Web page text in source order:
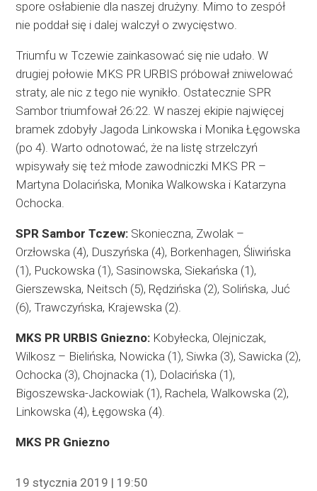
spore osłabienie dla naszej drużyny. Mimo to zespół
nie poddał się i dalej walczył o zwycięstwo.
Triumfu w Tczewie zainkasować się nie udało. W
drugiej połowie MKS PR URBIS próbował zniwelować
straty, ale nic z tego nie wynikło. Ostatecznie SPR
Sambor triumfował 26:22. W naszej ekipie najwięcej
bramek zdobyły Jagoda Linkowska i Monika Łęgowska
(po 4). Warto odnotować, że na listę strzelczyń
wpisywały się też młode zawodniczki MKS PR –
Martyna Dolacińska, Monika Walkowska i Katarzyna
Ochocka.
SPR Sambor Tczew: Skonieczna, Zwolak –
Orzłowska (4), Duszyńska (4), Borkenhagen, Śliwińska
(1), Puckowska (1), Sasinowska, Siekańska (1),
Gierszewska, Neitsch (5), Rędzińska (2), Solińska, Juć
(6), Trawczyńska, Krajewska (2).
MKS PR URBIS Gniezno: Kobyłecka, Olejniczak,
Wilkosz – Bielińska, Nowicka (1), Siwka (3), Sawicka (2),
Ochocka (3), Chojnacka (1), Dolacińska (1),
Bigoszewska-Jackowiak (1), Rachela, Walkowska (2),
Linkowska (4), Łęgowska (4).
MKS PR Gniezno
19 stycznia 2019 | 19:50